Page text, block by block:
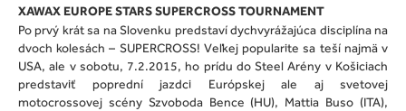
XAWAX EUROPE STARS SUPERCROSS TOURNAMENT
Po prvý krát sa na Slovenku predstaví dychvyrážajúca disciplína na
dvoch kolesách – SUPERCROSS! Veľkej popularite sa teší najmä v
USA, ale v sobotu, 7.2.2015, ho prídu do Steel Arény v Košiciach
predstaviť poprední jazdci Európskej ale aj svetovej
motocrossovej scény Szvoboda Bence (HU), Mattia Buso (ITA),